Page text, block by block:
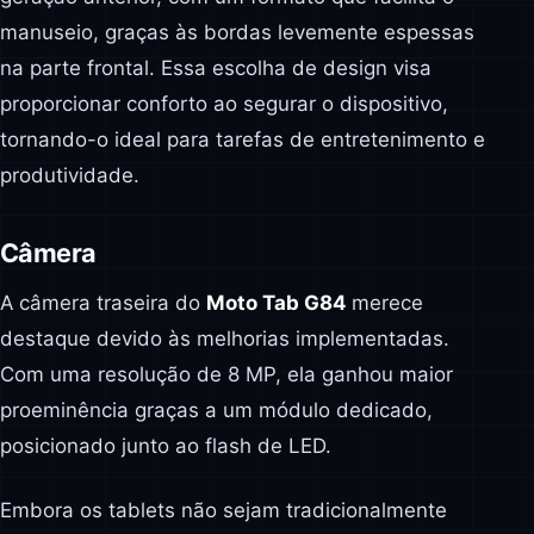
manuseio, graças às bordas levemente espessas
na parte frontal. Essa escolha de design visa
proporcionar conforto ao segurar o dispositivo,
tornando-o ideal para tarefas de entretenimento e
produtividade.
Câmera
A câmera traseira do Moto Tab G84 merece
destaque devido às melhorias implementadas.
Com uma resolução de 8 MP, ela ganhou maior
proeminência graças a um módulo dedicado,
posicionado junto ao flash de LED.
Embora os tablets não sejam tradicionalmente